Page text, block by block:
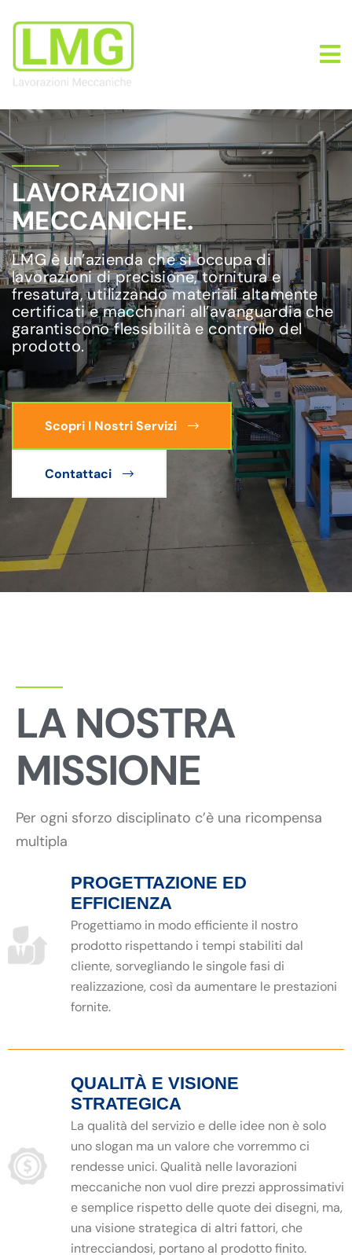
LAVORAZIONI
MECCANICHE.
LMG è un’azienda che si occupa di
lavorazioni di precisione, tornitura e
fresatura, utilizzando materiali altamente
certificati e macchinari all’avanguardia che
garantiscono flessibilità e controllo del
prodotto.
Scopri I Nostri Servizi
Contattaci
LA NOSTRA
MISSIONE
Per ogni sforzo disciplinato c’è una ricompensa
multipla
PROGETTAZIONE ED
EFFICIENZA
Progettiamo in modo efficiente il nostro
prodotto rispettando i tempi stabiliti dal
cliente, sorvegliando le singole fasi di
realizzazione, così da aumentare le prestazioni
fornite.
QUALITÀ E VISIONE
STRATEGICA
La qualità del servizio e delle idee non è solo
uno slogan ma un valore che vorremmo ci
rendesse unici. Qualità nelle lavorazioni
meccaniche non vuol dire prezzi approssimativi
e semplice rispetto delle quote dei disegni, ma,
una visione strategica di altri fattori, che
intrecciandosi, portano al prodotto finito.